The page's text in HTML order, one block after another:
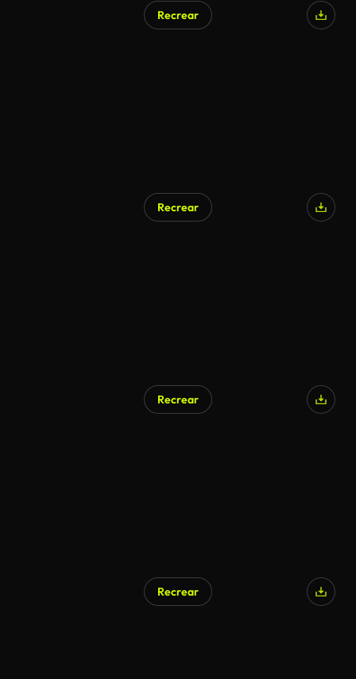
Recrear
Recrear
Recrear
Recrear